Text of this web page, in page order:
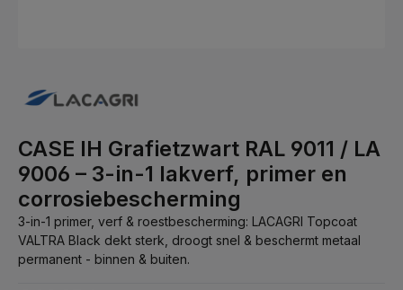
CASE IH Grafietzwart RAL 9011 / LA
9006 – 3-in-1 lakverf, primer en
corrosiebescherming
3-in-1 primer, verf & roestbescherming: LACAGRI Topcoat
VALTRA Black dekt sterk, droogt snel & beschermt metaal
permanent - binnen & buiten.